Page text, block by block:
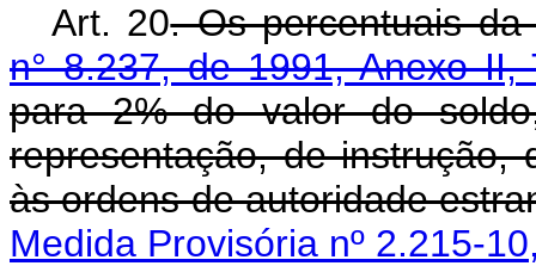
Art. 20. Os percentuais
n° 8.237, de 1991, Anexo
para 2% do valor do
representação, de instrução,
às ordens de autoridade
Medida Provisória nº 2.215-